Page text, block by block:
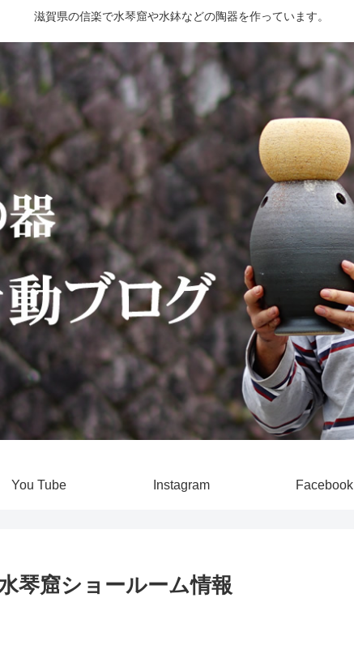
滋賀県の信楽で水琴窟や水鉢などの陶器を作っています。
You Tube Instagram Facebook
琴窟ショールーム情報